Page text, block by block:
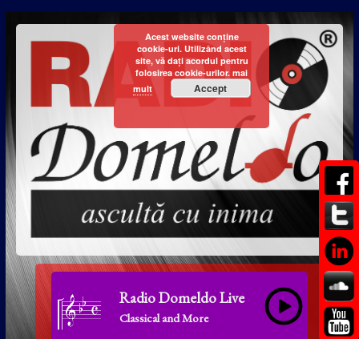
Radio Domeldo Live
Classical and More
Acest website conține
cookie-uri. Utilizând acest
site, vă dați acordul pentru
folosirea cookie-urilor. mai
mult
Accept